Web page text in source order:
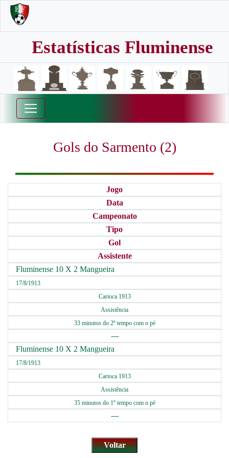
Estatísticas Fluminense
Gols do Sarmento (2)
Jogo
Data
Campeonato
Tipo
Gol
Assistente
Fluminense 10 X 2 Mangueira
17/8/1913
Carioca 1913
Assistência
33 minutos do 2º tempo com o pé
---
Fluminense 10 X 2 Mangueira
17/8/1913
Carioca 1913
Assistência
35 minutos do 1º tempo com o pé
---